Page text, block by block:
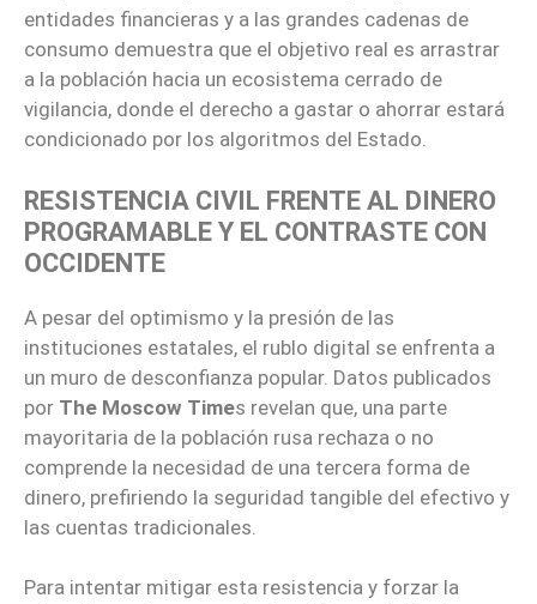
entidades financieras y a las grandes cadenas de
consumo demuestra que el objetivo real es arrastrar
a la población hacia un ecosistema cerrado de
vigilancia, donde el derecho a gastar o ahorrar estará
condicionado por los algoritmos del Estado.
RESISTENCIA CIVIL FRENTE AL DINERO
PROGRAMABLE Y EL CONTRASTE CON
OCCIDENTE
A pesar del optimismo y la presión de las
instituciones estatales, el rublo digital se enfrenta a
un muro de desconfianza popular. Datos publicados
por The Moscow Times revelan que, una parte
mayoritaria de la población rusa rechaza o no
comprende la necesidad de una tercera forma de
dinero, prefiriendo la seguridad tangible del efectivo y
las cuentas tradicionales.
Para intentar mitigar esta resistencia y forzar la